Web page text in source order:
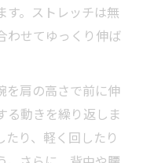
す。ストレッチは無
わせてゆっくり伸ば
を肩の高さで前に伸
る動きを繰り返しま
り、軽く回したり